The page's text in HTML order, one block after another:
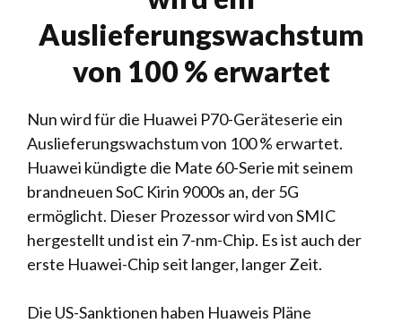
Auslieferungswachstum
von 100 % erwartet
Nun wird für die Huawei P70-Geräteserie ein
Auslieferungswachstum von 100 % erwartet.
Huawei kündigte die Mate 60-Serie mit seinem
brandneuen SoC Kirin 9000s an, der 5G
ermöglicht. Dieser Prozessor wird von SMIC
hergestellt und ist ein 7-nm-Chip. Es ist auch der
erste Huawei-Chip seit langer, langer Zeit.
Die US-Sanktionen haben Huaweis Pläne